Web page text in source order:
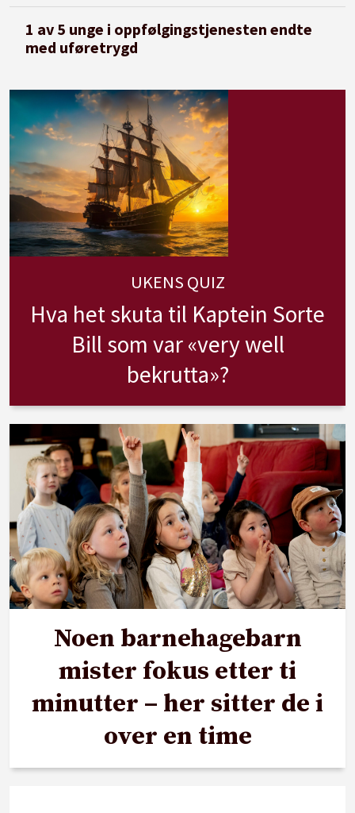
1 av 5 unge i oppfølgingstjenesten endte
med uføretrygd
UKENS QUIZ
Hva het skuta til Kaptein Sorte
Bill som var «very well
bekrutta»?
Noen barnehagebarn
mister fokus etter ti
minutter – her sitter de i
over en time